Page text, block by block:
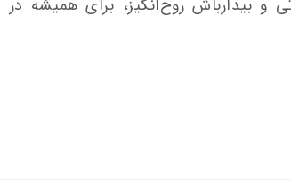
بیدارباش روح‌انگیز، برای همیشه در